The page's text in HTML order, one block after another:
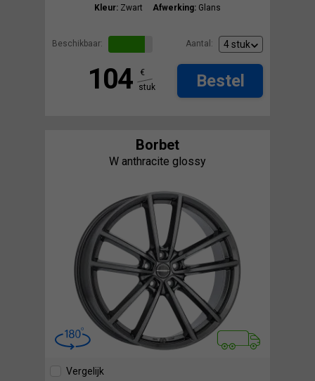
Kleur: Zwart Afwerking: Glans
Beschikbaar: Aantal:
104
€
stuk
Bestel
Borbet
W anthracite glossy
Vergelijk